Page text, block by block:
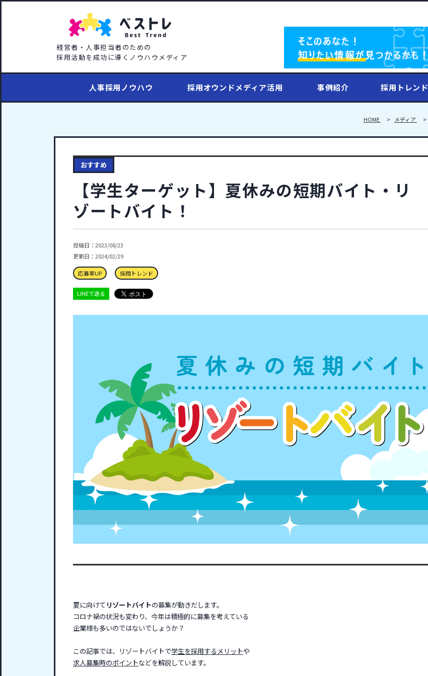
経営者・人事担当者のための
採用活動を成功に導くノウハウメディア
人事採用ノウハウ 採用オウンドメディア活用 事例紹介 採用トレンド
HOME メディア
おすすめ
【学生ターゲット】夏休みの短期バイト・リ
ゾートバイト！
投稿日：2023/08/23
更新日：2024/02/29
応募率UP 採用トレンド
LINEで送る
夏に向けて リゾートバイトの募集が動きだします。
コロナ禍の状況も変わり、今年は積極的に募集を考えている
企業様も多いのではないでしょうか？
この記事では、リゾートバイトで学生を採用するメリットや
求人募集時のポイントなどを解説しています。